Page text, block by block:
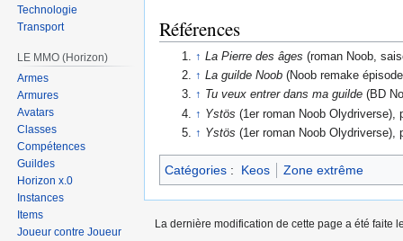
Références
↑ La Pierre des âges (roman Noob,
↑ La guilde Noob (Noob remake
↑ Tu veux entrer dans ma guilde (BD
↑ Ystös (1er roman Noob Olydriverse),
↑ Ystös (1er roman Noob Olydriverse),
Catégories : Keos Zone extrême
Technologie
Transport
LE MMO (Horizon)
Armes
Armures
Avatars
Classes
Compétences
Guildes
Horizon x.0
Instances
Items
Joueur contre Joueur
La dernière modification de cette page a été faite